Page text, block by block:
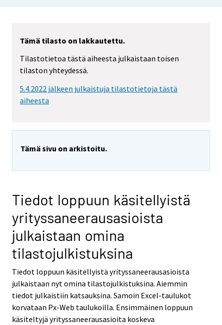
Tämä tilasto on lakkautettu.
Tilastotietoa tästä aiheesta julkaistaan toisen
tilaston yhteydessä.
5.4.2022 jälkeen julkaistuja tilastotietoja tästä
aiheesta
Tämä sivu on arkistoitu.
Tiedot loppuun käsitellyistä
yrityssaneerausasioista
julkaistaan omina
tilastojulkistuksina
Tiedot loppuun käsitellyistä yrityssaneerausasioista
julkaistaan nyt omina tilastojulkistuksina. Aiemmin
tiedot julkaistiin katsauksina. Samoin Excel-taulukot
korvataan Px-Web taulukoilla. Ensimmäinen loppuun
käsiteltyjä yrityssaneerausasioita koskeva